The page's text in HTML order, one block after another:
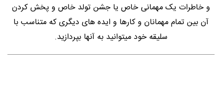
و خاطرات یک مهمانی خاص یا جشن تولد خاص و پخش کردن
آن بین تمام مهمانان و کارها و ایده های دیگری که متناسب با
سلیقه خود میتوانید به آنها بپردازید.